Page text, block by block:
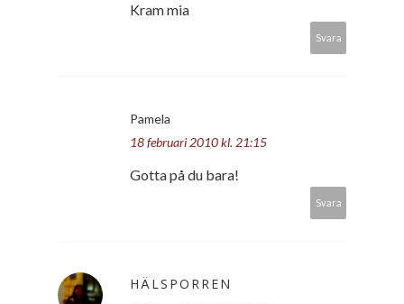
Kram mia
Svara
Pamela
18 februari 2010 kl. 21:15
Gotta på du bara!
Svara
HÄLSPORREN